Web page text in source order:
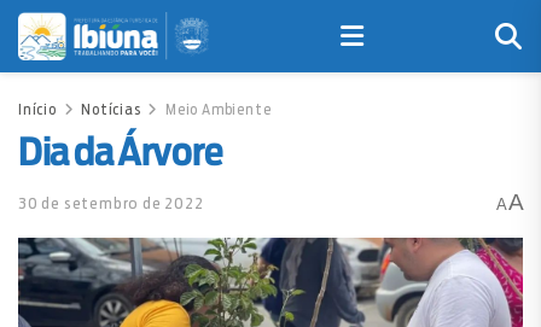
Início Notícias Meio Ambiente
Dia da Árvore
30 de setembro de 2022 AA